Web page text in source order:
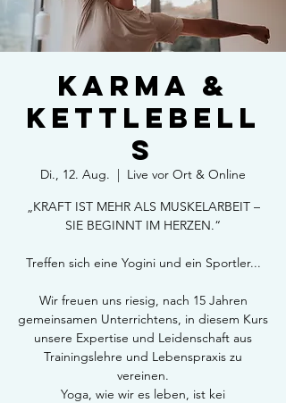
Karma &
Kettlebell
s
Di., 12. Aug.
  |
Live vor Ort & Online
„KRAFT IST MEHR ALS MUSKELARBEIT –
SIE BEGINNT IM HERZEN.“
Treffen sich eine Yogini und ein Sportler...
Wir freuen uns riesig, nach 15 Jahren
gemeinsamen Unterrichtens, in diesem Kurs
unsere Expertise und Leidenschaft aus
Trainingslehre und Lebenspraxis zu
vereinen.
Yoga, wie wir es leben, ist kei